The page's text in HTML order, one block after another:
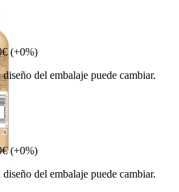
(+0%)
del embalaje puede cambiar.
(+0%)
del embalaje puede cambiar.